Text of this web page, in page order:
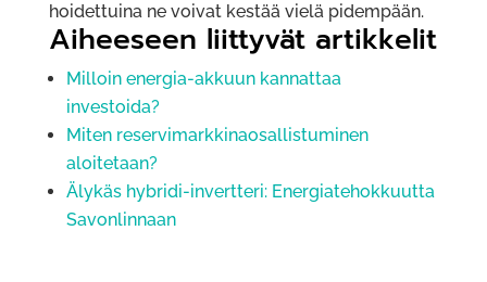
hoidettuina ne voivat kestää vielä pidempään.
Aiheeseen liittyvät artikkelit
Milloin energia-akkuun kannattaa
investoida?
Miten reservimarkkinaosallistuminen
aloitetaan?
Älykäs hybridi-invertteri: Energiatehokkuutta
Savonlinnaan